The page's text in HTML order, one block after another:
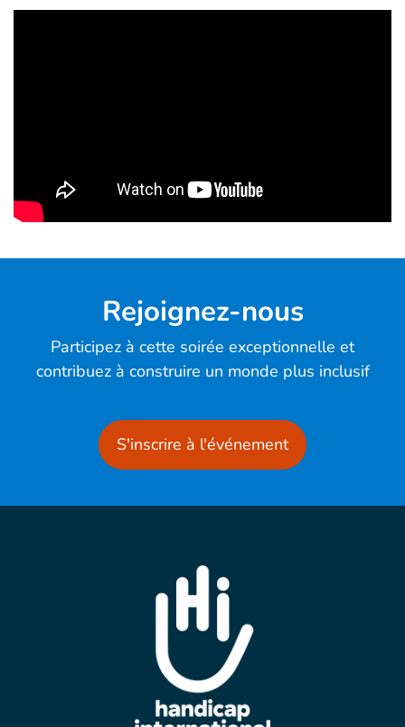
Rejoignez-nous
Participez à cette soirée exceptionnelle et
contribuez à construire un monde plus inclusif
S'inscrire à l'événement